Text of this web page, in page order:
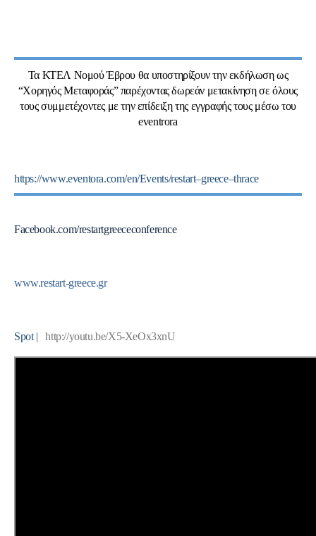
Τα ΚΤΕΛ Νομού Έβρου θα υποστηρίξουν την εκδήλωση ως
“Χορηγός Μεταφοράς” παρέχοντας δωρεάν μετακίνηση σε όλους
τους συμμετέχοντες με την επίδειξη της εγγραφής τους μέσω του
eventrora
https://www.eventora.com/en/Events/restart–greece–thrace
Facebook.com/restartgreececonference
www.restart-greece.gr
Spot | http://youtu.be/X5-XeOx3xnU